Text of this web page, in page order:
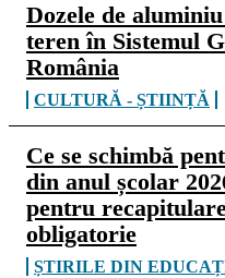
Dozele de
teren în Sistemul
România
CULTURĂ - ȘTIINȚĂ
Ce se schimbă
din anul școlar
pentru
obligatorie
ȘTIRILE DIN